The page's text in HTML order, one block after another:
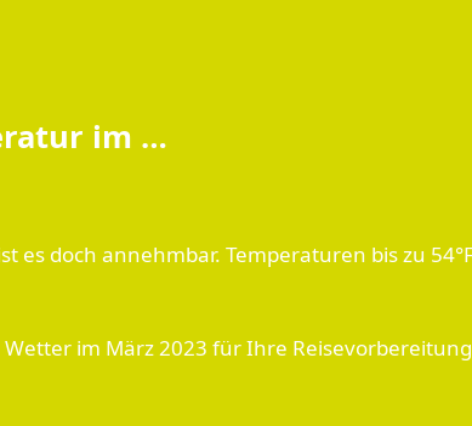
im …
es doch annehmbar. Temperaturen bis zu
im März 2023 für Ihre